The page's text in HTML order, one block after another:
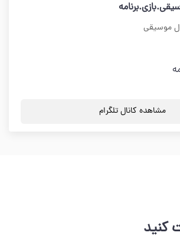
موسیقی
مشاهده کانال تلگرام
کنید